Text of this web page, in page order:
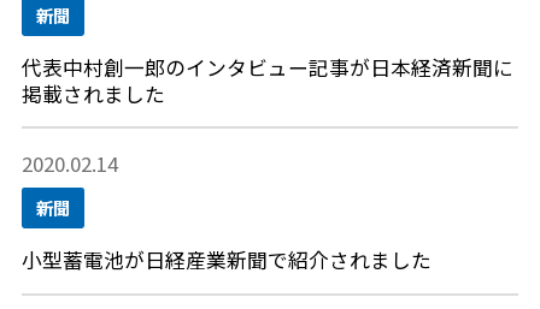
新聞
代表中村創一郎のインタビュー記事が日本経済新聞に
掲載されました
2020.02.14
新聞
小型蓄電池が日経産業新聞で紹介されました